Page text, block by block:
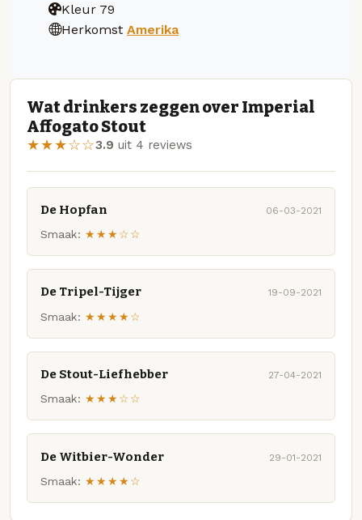
Kleur 79
Herkomst Amerika
Wat drinkers zeggen over Imperial
Affogato Stout
★★★☆☆3.9 uit 4 reviews
De Hopfan 06-03-2021
Smaak: ★★★☆☆
De Tripel-Tijger 19-09-2021
Smaak: ★★★★☆
De Stout-Liefhebber 27-04-2021
Smaak: ★★★☆☆
De Witbier-Wonder 29-01-2021
Smaak: ★★★★☆